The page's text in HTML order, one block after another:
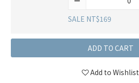
SALE NT$169
ADD TO CART
Add to Wishlist